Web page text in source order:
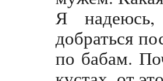
Я надеюсь,
добраться
по бабам.